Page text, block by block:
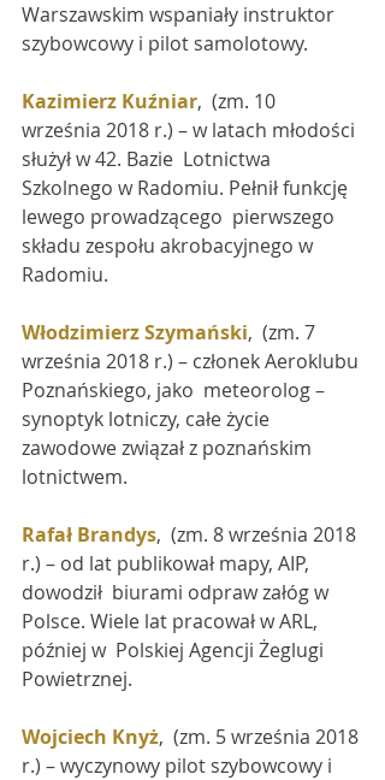
Warszawskim wspaniały instruktor
szybowcowy i pilot samolotowy.
Kazimierz Kuźniar,  (zm. 10
września 2018 r.) – w latach młodości
służył w 42. Bazie  Lotnictwa
Szkolnego w Radomiu. Pełnił funkcję
lewego prowadzącego  pierwszego
składu zespołu akrobacyjnego w
Radomiu.
Włodzimierz Szymański,  (zm. 7
września 2018 r.) – członek Aeroklubu
Poznańskiego, jako  meteorolog –
synoptyk lotniczy, całe życie
zawodowe związał z poznańskim
lotnictwem.
Rafał Brandys,  (zm. 8 września 2018
r.) – od lat publikował mapy, AIP,
dowodził  biurami odpraw załóg w
Polsce. Wiele lat pracował w ARL,
później w  Polskiej Agencji Żeglugi
Powietrznej.
Wojciech Knyż,  (zm. 5 września 2018
r.) – wyczynowy pilot szybowcowy i